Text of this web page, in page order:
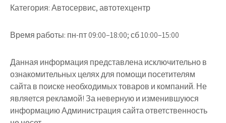
Категория:Автосервис, автотехцентр
Время работы: пн-пт 09:00–18:00; сб 10:00–15:00
Данная информация представлена исключительно в
ознакомительных целях для помощи посетителям
сайта в поиске необходимых товаров и компаний. Не
является рекламой! За неверную и изменившуюся
информацию Администрация сайта ответственность